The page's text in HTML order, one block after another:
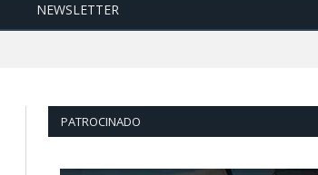
NEWSLETTER
PATROCINADO